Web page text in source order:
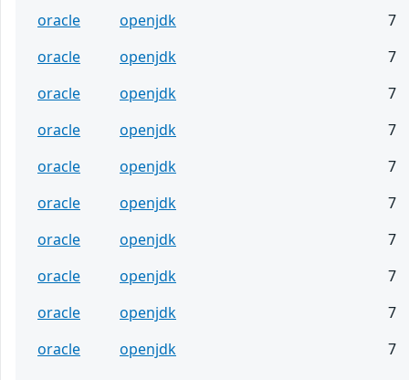
oracle
openjdk
7
oracle
openjdk
7
oracle
openjdk
7
oracle
openjdk
7
oracle
openjdk
7
oracle
openjdk
7
oracle
openjdk
7
oracle
openjdk
7
oracle
openjdk
7
oracle
openjdk
7